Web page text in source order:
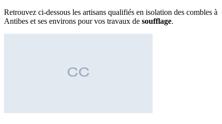
Retrouvez ci-dessous les artisans qualifiés en isolation des combles à
Antibes et ses environs pour vos travaux de soufflage.